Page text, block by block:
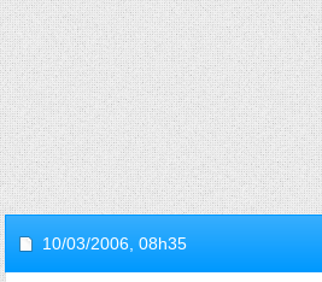
10/03/2006, 08h35